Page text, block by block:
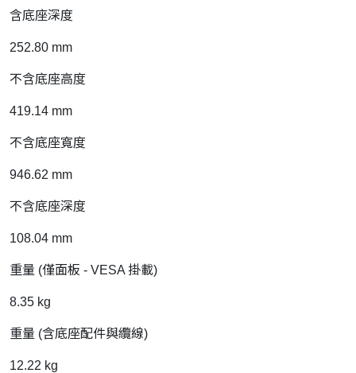
含底座深度
252.80 mm
不含底座高度
419.14 mm
不含底座寬度
946.62 mm
不含底座深度
108.04 mm
重量 (僅面板 - VESA 掛載)
8.35 kg
重量 (含底座配件與纜線)
12.22 kg